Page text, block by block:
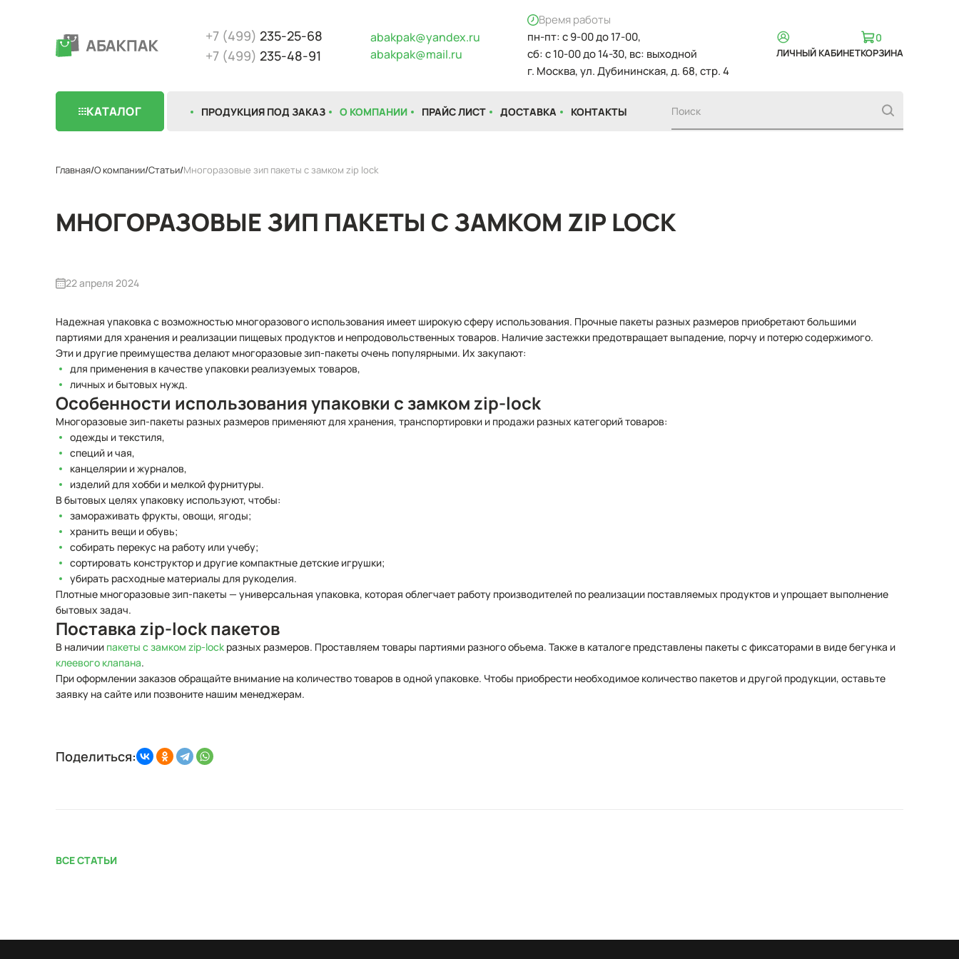
+7 (499) 235-25-68
+7 (499) 235-48-91
abakpak@yandex.ru
abakpak@mail.ru
Время работы
пн-пт: с 9-00 до 17-00,
сб: с 10-00 до 14-30, вс: выходной
г. Москва, ул. Дубининская, д. 68, стр. 4
ЛИЧНЫЙ КАБИНЕТ
0
КОРЗИНА
КАТАЛОГ ПРОДУКЦИЯ ПОД ЗАКАЗ О КОМПАНИИ ПРАЙС ЛИСТ ДОСТАВКА КОНТАКТЫ
Главная О компании Статьи Многоразовые зип пакеты с замком zip lock
МНОГОРАЗОВЫЕ ЗИП ПАКЕТЫ С ЗАМКОМ ZIP LOCK
22 апреля 2024
Надежная упаковка с возможностью многоразового использования имеет широкую сферу использования. Прочные пакеты разных размеров приобретают большими
партиями для хранения и реализации пищевых продуктов и непродовольственных товаров. Наличие застежки предотвращает выпадение, порчу и потерю содержимого.
Эти и другие преимущества делают многоразовые зип-пакеты очень популярными. Их закупают:
для применения в качестве упаковки реализуемых товаров,
личных и бытовых нужд.
Особенности использования упаковки с замком zip-lock
Многоразовые зип-пакеты разных размеров применяют для хранения, транспортировки и продажи разных категорий товаров:
одежды и текстиля,
специй и чая,
канцелярии и журналов,
изделий для хобби и мелкой фурнитуры.
В бытовых целях упаковку используют, чтобы:
замораживать фрукты, овощи, ягоды;
хранить вещи и обувь;
собирать перекус на работу или учебу;
сортировать конструктор и другие компактные детские игрушки;
убирать расходные материалы для рукоделия.
Плотные многоразовые зип-пакеты — универсальная упаковка, которая облегчает работу производителей по реализации поставляемых продуктов и упрощает выполнение
бытовых задач.
Поставка zip-lock пакетов
В наличии пакеты с замком zip-lock разных размеров. Проставляем товары партиями разного объема. Также в каталоге представлены пакеты с фиксаторами в виде бегунка и
клеевого клапана.
При оформлении заказов обращайте внимание на количество товаров в одной упаковке. Чтобы приобрести необходимое количество пакетов и другой продукции, оставьте
заявку на сайте или позвоните нашим менеджерам.
Поделиться:
ВСЕ СТАТЬИ